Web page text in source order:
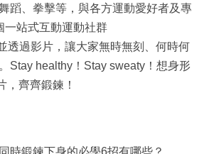
蹈、拳擊等，與各方運動愛好者及專
一站式互動運動社群
透過影片，讓大家無時無刻、何時何
Stay healthy！Stay sweaty！想身形
，齊齊鍛鍊！
時鍛鍊下身的必學6招有哪些？